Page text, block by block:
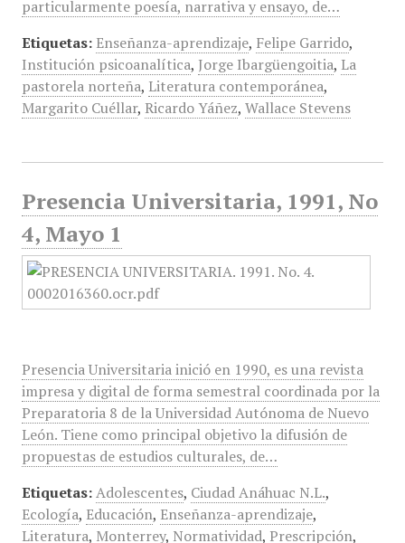
particularmente poesía, narrativa y ensayo, de…
Etiquetas: Enseñanza-aprendizaje, Felipe Garrido,
Institución psicoanalítica, Jorge Ibargüengoitia, La
pastorela norteña, Literatura contemporánea,
Margarito Cuéllar, Ricardo Yáñez, Wallace Stevens
Presencia Universitaria, 1991, No
4, Mayo 1
Presencia Universitaria inició en 1990, es una revista
impresa y digital de forma semestral coordinada por la
Preparatoria 8 de la Universidad Autónoma de Nuevo
León. Tiene como principal objetivo la difusión de
propuestas de estudios culturales, de…
Etiquetas: Adolescentes, Ciudad Anáhuac N.L.,
Ecología, Educación, Enseñanza-aprendizaje,
Literatura, Monterrey, Normatividad, Prescripción,